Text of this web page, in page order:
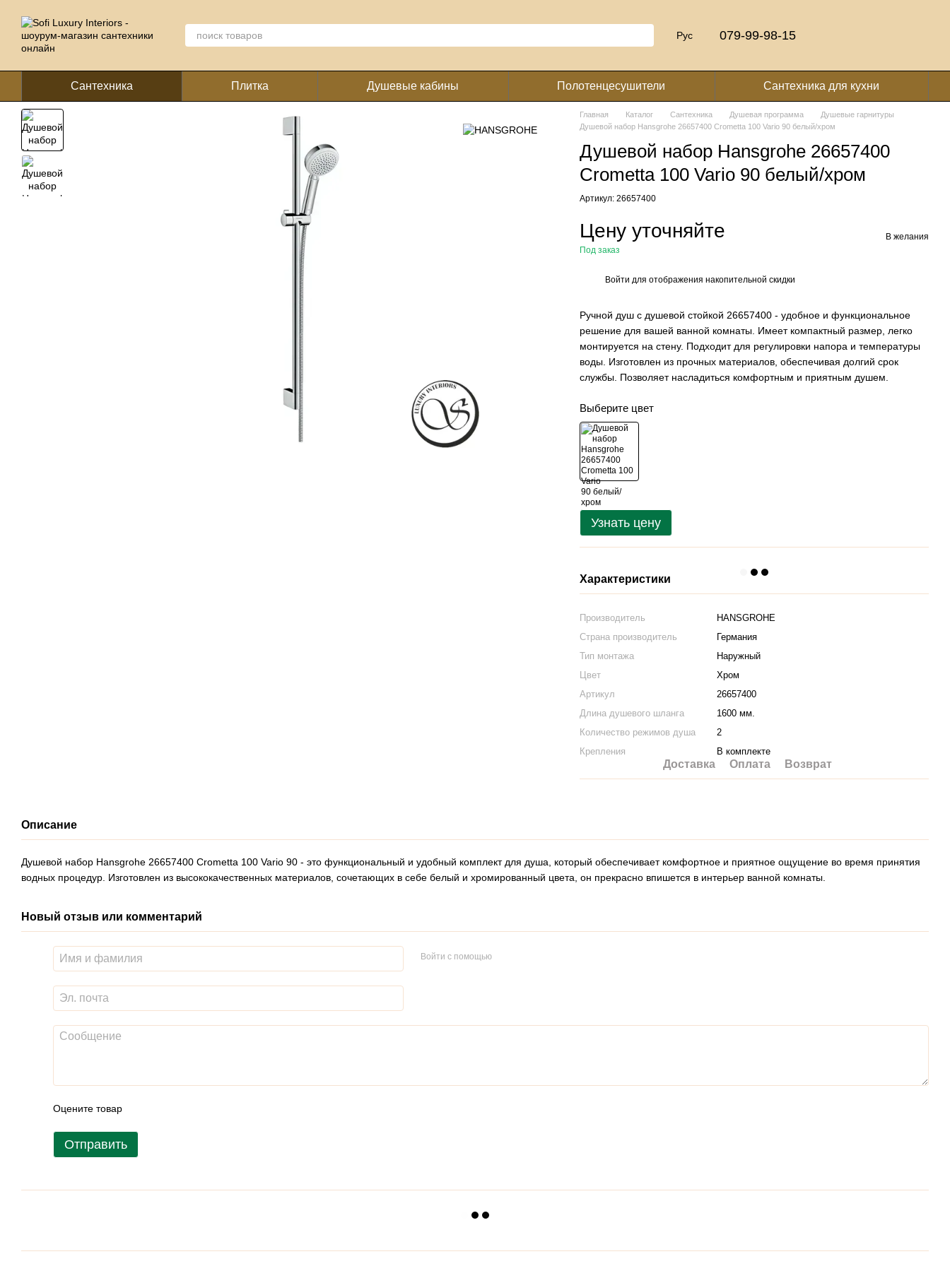
Рус 079-99-98-15
Сантехника Плитка Душевые кабины Полотенцесушители Сантехника для кухни
Главная Каталог Сантехника Душевая программа
Душевые гарнитуры
Душевой набор Hansgrohe 26657400 Crometta 100 Vario 90 белый/хром
Душевой набор Hansgrohe 26657400
Crometta 100 Vario 90 белый/хром
Артикул: 26657400
Цену уточняйте
Под заказ
В желания
Войти для отображения накопительной скидки
Ручной душ с душевой стойкой 26657400 - удобное и функциональное
решение для вашей ванной комнаты. Имеет компактный размер, легко
монтируется на стену. Подходит для регулировки напора и температуры
воды. Изготовлен из прочных материалов, обеспечивая долгий срок
службы. Позволяет насладиться комфортным и приятным душем.
Выберите цвет
Узнать цену
Характеристики
Производитель
HANSGROHE
Страна производитель
Германия
Тип монтажа
Наружный
Цвет
Хром
Артикул
26657400
Длина душевого шланга
1600 мм.
Количество режимов душа
2
Крепления
В комплекте
Доставка Оплата Возврат
Описание
Душевой набор Hansgrohe 26657400 Crometta 100 Vario 90 - это функциональный и удобный комплект для душа, который обеспечивает комфортное и приятное ощущение во время принятия
водных процедур. Изготовлен из высококачественных материалов, сочетающих в себе белый и хромированный цвета, он прекрасно впишется в интерьер ванной комнаты.
Новый отзыв или комментарий
Войти с помощью
Оцените товар
Отправить